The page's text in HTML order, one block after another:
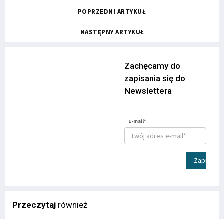
POPRZEDNI ARTYKUŁ
NASTĘPNY ARTYKUŁ
Zachęcamy do
zapisania się do
Newslettera
E-mail*
Zapisz
Przeczytaj również